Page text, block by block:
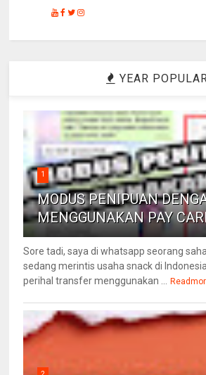
YEAR
1
MODUS PENIPUAN
MENGGUNAKAN PAY
Sore tadi, saya di whatsapp seorang
sedang merintis usaha snack di
perihal transfer menggunakan ...